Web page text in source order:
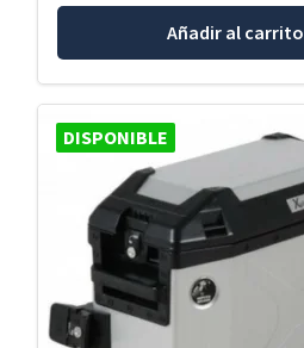
Añadir al carrito
DISPONIBLE